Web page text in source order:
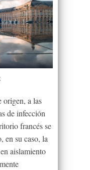
origen, a las
de infección
francés se
en su caso, la
aislamiento